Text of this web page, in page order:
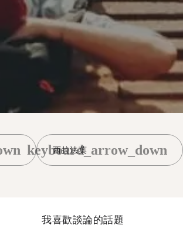
西拉法葉
keyboard_arrow_down
我喜歡談論的話題